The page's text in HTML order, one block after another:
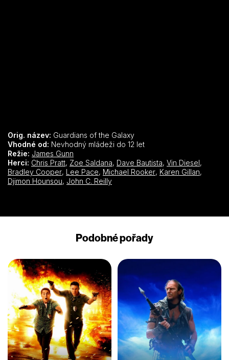
Orig. název: Guardians of the Galaxy
Vhodné od: Nevhodný mládeži do 12 let
Režie: James Gunn
Herci: Chris Pratt, Zoe Saldana, Dave Bautista, Vin Diesel,
Bradley Cooper, Lee Pace, Michael Rooker, Karen Gillan,
Djimon Hounsou, John C. Reilly
Podobné pořady